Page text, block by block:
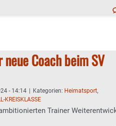
Coach beim SV
- 14:14 Kategorien: Heimatsport,
KREISKLASSE
Trainer